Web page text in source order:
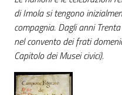
di Imola si tengono
compagnia. Dagli anni
nel convento dei frati
Capitolo dei Musei civici).